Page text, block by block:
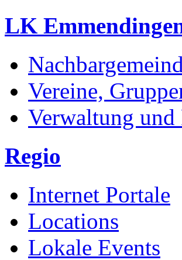
LK
Vereine,
Verwaltung
Regio
Internet Portale
Locations
Lokale Events